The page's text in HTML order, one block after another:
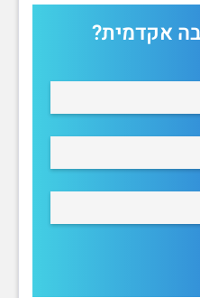
אקדמית?